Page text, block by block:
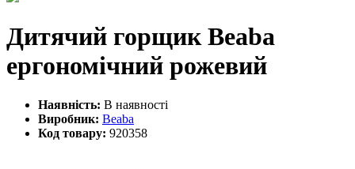
Дитячий горщик Beaba
ергономічний рожевий
Наявність: В наявності
Виробник: Beaba
Код товару: 920358